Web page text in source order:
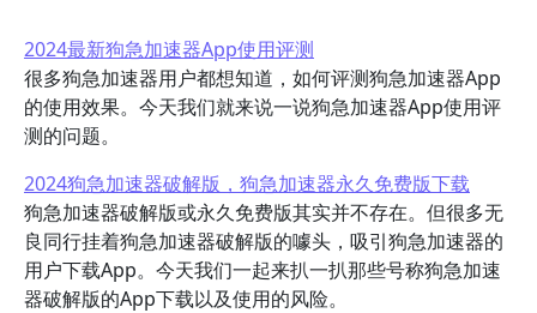
2024最新狗急加速器App使用评测
很多狗急加速器用户都想知道，如何评测狗急加速器App
的使用效果。今天我们就来说一说狗急加速器App使用评
测的问题。
2024狗急加速器破解版，狗急加速器永久免费版下载
狗急加速器破解版或永久免费版其实并不存在。但很多无
良同行挂着狗急加速器破解版的噱头，吸引狗急加速器的
用户下载App。今天我们一起来扒一扒那些号称狗急加速
器破解版的App下载以及使用的风险。